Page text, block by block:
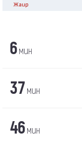
Жаир
6мин
37 мин
46мин